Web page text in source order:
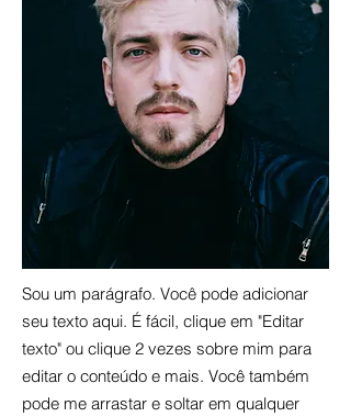
Sou um parágrafo. Você pode adicionar
seu texto aqui. É fácil, clique em "Editar
texto" ou clique 2 vezes sobre mim para
editar o conteúdo e mais. Você também
pode me arrastar e soltar em qualquer